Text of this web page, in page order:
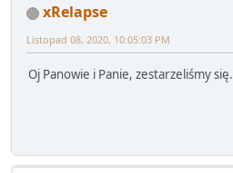
xRelapse
Listopad 08, 2020, 10:05:03 PM
Oj Panowie i Panie, zestarzeliśmy się.